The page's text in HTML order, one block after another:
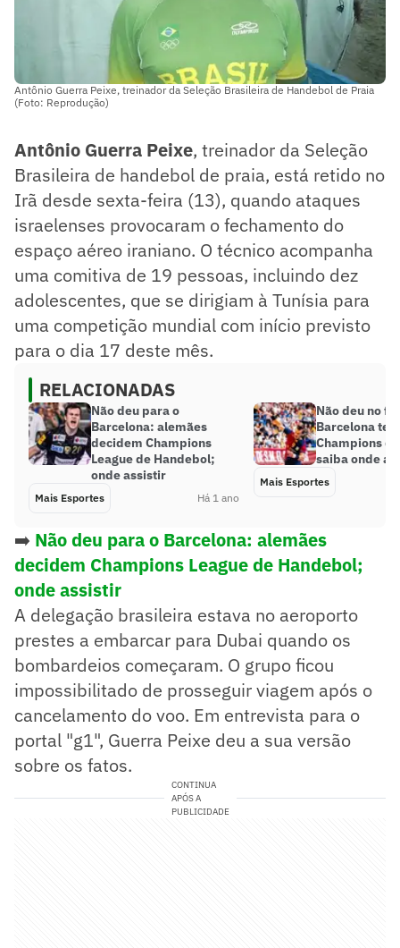
Antônio Guerra Peixe, treinador da Seleção Brasileira de Handebol de Praia
(Foto: Reprodução)
Antônio Guerra Peixe, treinador da Seleção
Brasileira de handebol de praia, está retido no
Irã desde sexta-feira (13), quando ataques
israelenses provocaram o fechamento do
espaço aéreo iraniano. O técnico acompanha
uma comitiva de 19 pessoas, incluindo dez
adolescentes, que se dirigiam à Tunísia para
uma competição mundial com início previsto
para o dia 17 deste mês.
RELACIONADAS
Não deu para o
Barcelona: alemães
decidem Champions
League de Handebol;
onde assistir
Mais Esportes Há 1 ano
Não deu no
Barcelona
Champions
saiba onde
Mais Esportes
➡️ Não deu para o Barcelona: alemães
decidem Champions League de Handebol;
onde assistir
A delegação brasileira estava no aeroporto
prestes a embarcar para Dubai quando os
bombardeios começaram. O grupo ficou
impossibilitado de prosseguir viagem após o
cancelamento do voo. Em entrevista para o
portal "g1", Guerra Peixe deu a sua versão
sobre os fatos.
CONTINUA
APÓS A
PUBLICIDADE